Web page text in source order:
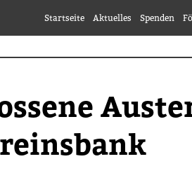
Startseite Aktuelles Spenden